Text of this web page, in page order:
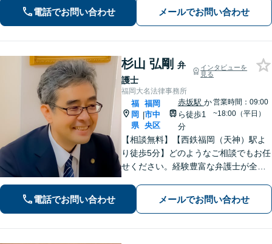
す。多様な業界での経験を活かし、各
企業の事業特性や成長段階に応じた最
電話でお問い合わせ メールでお問い合わせ
杉山 弘剛 弁
護士
インタビューを
見る
福岡大名法律事務所
福
岡
県
|
福岡
市中
央区
赤坂駅 か
ら徒歩1
分
営業時間：09:00
~18:00（平日）
【相談無料】【西鉄福岡（天神）駅よ
り徒歩5分】どのようなご相談でもお任
せください。経験豊富な弁護士が全力
電話でお問い合わせ メールでお問い合わせ